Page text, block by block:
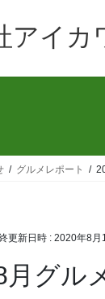
アイカ
グルメレポート
更新日時 : 2020年8月
月グル